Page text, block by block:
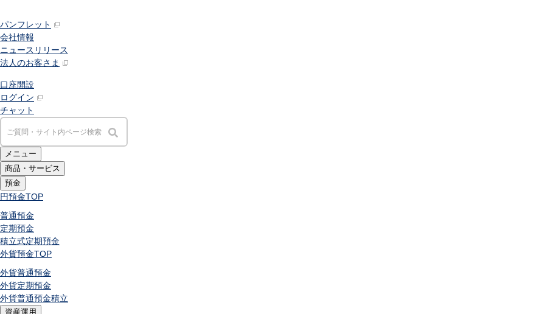
パンフレット
会社情報
ニュースリリース
法人のお客さま
口座開設
ログイン
チャット
メニュー
商品・サービス
預金
円預金TOP
普通預金
定期預金
積立式定期預金
外貨預金TOP
外貨普通預金
外貨定期預金
外貨普通預金積立
資産運用